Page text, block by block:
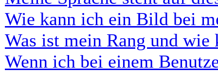
Wie kann ich ein Bild bei
Was ist mein Rang und wie
Wenn ich bei einem